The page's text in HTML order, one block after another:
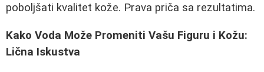
poboljšati kvalitet kože. Prava priča sa rezultatima.
Kako Voda Može Promeniti Vašu Figuru i Kožu:
Lična Iskustva